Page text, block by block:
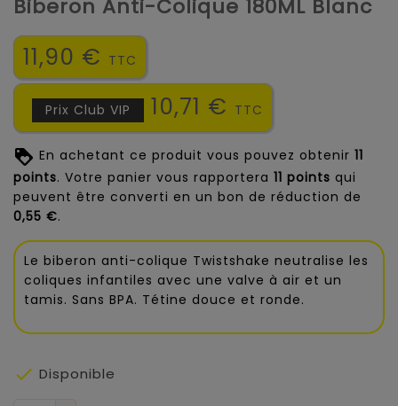
Biberon Anti-Colique 180ML Blanc
11,90 € TTC
Prix Club VIP 10,71 € TTC
En achetant ce produit vous pouvez obtenir 11
points. Votre panier vous rapportera 11 points qui
peuvent être converti en un bon de réduction de
0,55 €.
Le biberon anti-colique Twistshake neutralise les
coliques infantiles avec une valve à air et un
tamis. Sans BPA. Tétine douce et ronde.
 Disponible